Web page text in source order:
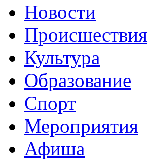
Новости
Происшествия
Культура
Образование
Спорт
Мероприятия
Афиша